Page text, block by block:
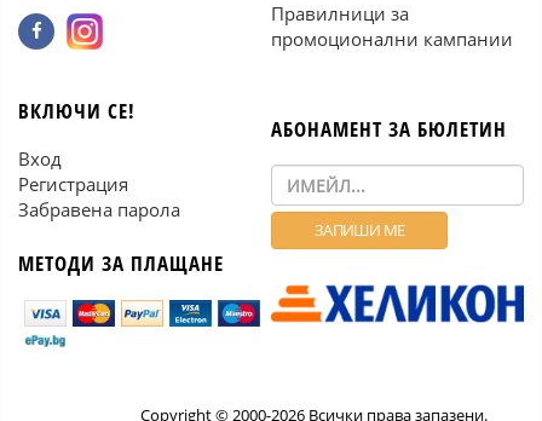
Правилници за
промоционални кампании
ВКЛЮЧИ СЕ!
Вход
Регистрация
Забравена парола
МЕТОДИ ЗА ПЛАЩАНЕ
АБОНАМЕНТ ЗА БЮЛЕТИН
Copyright © 2000-2026 Всички права запазени.